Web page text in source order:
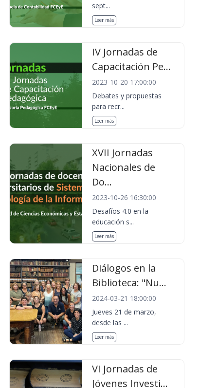
sept...
Leer más
IV Jornadas de
Capacitación Pe...
2023-10-20 17:00:00
Debates y propuestas
para recr...
Leer más
XVII Jornadas
Nacionales de
Do...
2023-10-26 16:30:00
Desafíos 4.0 en la
educación s...
Leer más
Diálogos en la
Biblioteca: "Nu...
2024-03-21 18:00:00
Jueves 21 de marzo,
desde las ...
Leer más
VI Jornadas de
Jóvenes Investi...